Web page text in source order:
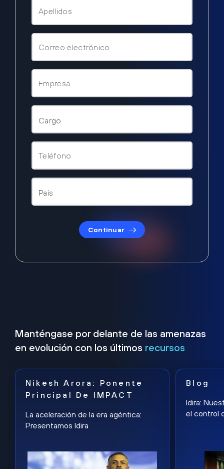
Continuar
Manténgase por delante de las amenazas
en evolución con los últimos recursos
Nikesh Arora: Ponente
Principal De IMPACT
La aceleración de la era agéntica:
Presentamos Idira
Blog
Idira:
el control